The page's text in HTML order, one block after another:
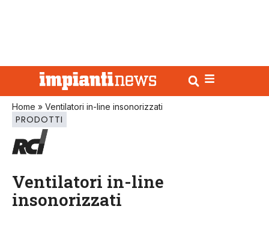
Home » Ventilatori in-line insonorizzati
PRODOTTI
Ventilatori in-line
insonorizzati